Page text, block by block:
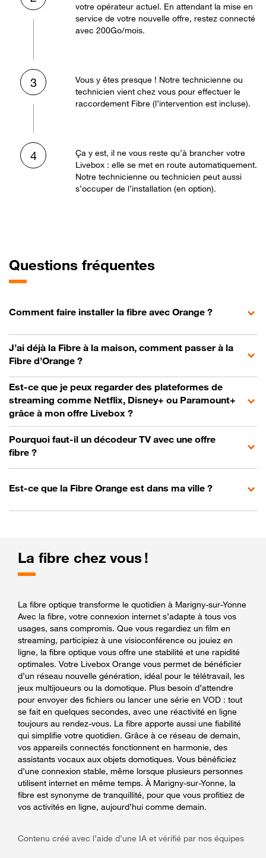
votre opérateur actuel. En attendant la mise en
service de votre nouvelle offre, restez connecté
avec 200Go/mois.
3
Vous y êtes presque ! Notre technicienne ou
technicien vient chez vous pour effectuer le
raccordement Fibre (l’intervention est incluse).
4
Ça y est, il ne vous reste qu’à brancher votre
Livebox : elle se met en route automatiquement.
Notre technicienne ou technicien peut aussi
s’occuper de l’installation (en option).
Questions fréquentes
Comment faire installer la fibre avec Orange ?
J’ai déjà la Fibre à la maison, comment passer à la
Fibre d’Orange ?
Est-ce que je peux regarder des plateformes de
streaming comme Netflix, Disney+ ou Paramount+
grâce à mon offre Livebox ?
Pourquoi faut-il un décodeur TV avec une offre
fibre ?
Est-ce que la Fibre Orange est dans ma ville ?
La fibre chez vous !
La fibre optique transforme le quotidien à Marigny-sur-Yonne
Avec la fibre, votre connexion internet s’adapte à tous vos
usages, sans compromis. Que vous regardiez un film en
streaming, participiez à une visioconférence ou jouiez en
ligne, la fibre optique vous offre une stabilité et une rapidité
optimales. Votre Livebox Orange vous permet de bénéficier
d’un réseau nouvelle génération, idéal pour le télétravail, les
jeux multijoueurs ou la domotique. Plus besoin d’attendre
pour envoyer des fichiers ou lancer une série en VOD : tout
se fait en quelques secondes, avec une réactivité en ligne
toujours au rendez-vous. La fibre apporte aussi une fiabilité
qui simplifie votre quotidien. Grâce à ce réseau de demain,
vos appareils connectés fonctionnent en harmonie, des
assistants vocaux aux objets domotiques. Vous bénéficiez
d’une connexion stable, même lorsque plusieurs personnes
utilisent internet en même temps. À Marigny-sur-Yonne, la
fibre est synonyme de tranquillité, pour que vous profitiez de
vos activités en ligne, aujourd’hui comme demain.
Contenu créé avec l’aide d’une IA et vérifié par nos équipes